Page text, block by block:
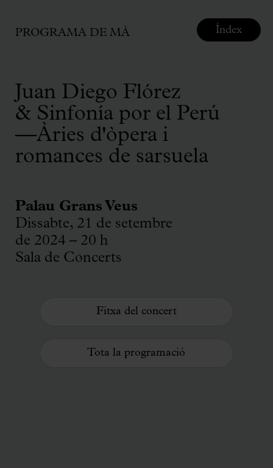
PROGRAMA DE MÀ
Juan Diego Flórez
& Sinfonía por el Perú
—Àries d'òpera i
romances de sarsuela
Palau Grans Veus
Dissabte, 21 de setembre
de 2024 – 20 h
Sala de Concerts
Fitxa del concert
Tota la programació
Índex